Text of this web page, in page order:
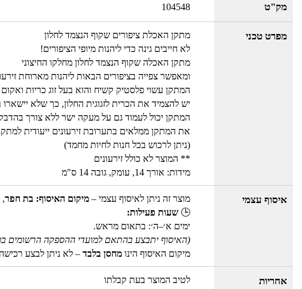
מק"ט 104548
מפרט טכני
מתקן האכלת ציפורים שקוף הנצמד לחלון
לא חייבים גינה כדי ליהנות מיופי הציפורים!
מתקן האכלה שקוף הנצמד לחלון מחלקו החיצוני
ומאפשר צפייה בציפורים הבאות ליהנות מארוחת
המתקן עשוי פלסטיק קשיח והוא בעל זוג כריות
יש להצמיד את הכרית לזגוגית החלון, כך שלא יישארו
המתקן יכול לעמוד גם על מעקה ישר ללא צורך
את המתקן ממלאים בתערובת זירעונים ייעודית
(ניתן לרכוש בכל חנות לחיות מחמד)
** המוצר לא כולל זירעונים
מידות: אורך 14, עומק, גובה 14 ס"מ
איסוף עצמי מוצר זה ניתן לאיסוף עצמי – מיקום האיסוף: בת חפר,
🕒 שעות פעילות:
ימים א׳–ה׳: בתאום מראש.
(האיסוף יתבצע בהתאם למועדי ההספקה הרשומים
מיקום האיסוף הינו מחסן בלבד – לא ניתן לבצע
אחריות לטיב המוצר בעת קבלתו